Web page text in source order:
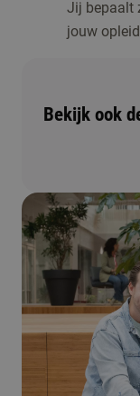
Jij bepaalt
jouw
Bekijk ook